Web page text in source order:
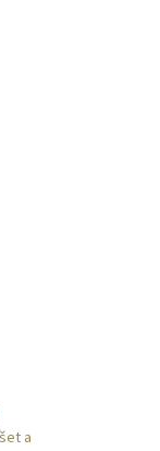
a